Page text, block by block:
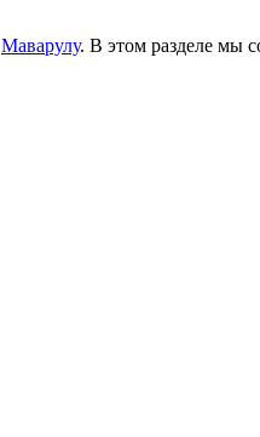
Маварулу. В этом разделе мы